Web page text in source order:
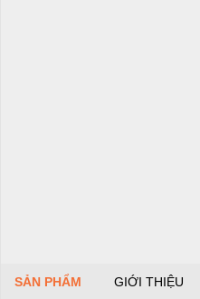
SẢN PHẨM GIỚI THIỆU